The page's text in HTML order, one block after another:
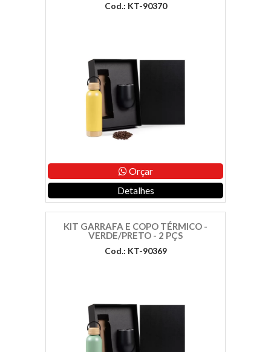
Cod.: KT-90370
Orçar
Detalhes
KIT GARRAFA E COPO TÉRMICO -
VERDE/PRETO - 2 PÇS
Cod.: KT-90369